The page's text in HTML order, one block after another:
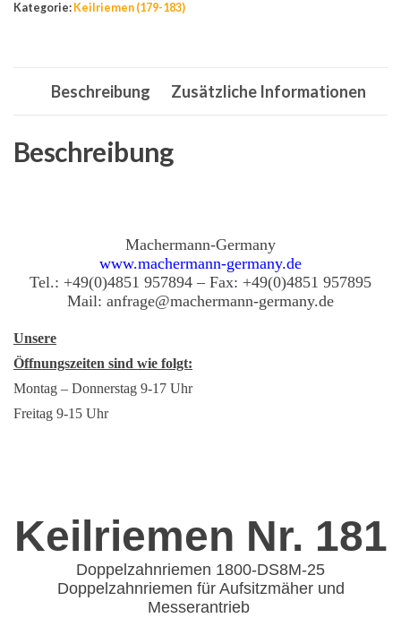
1800-
MURRAY,
AGS/Seco
Kategorie: Keilriemen (179-183)
Beschreibung Zusätzliche Informationen
Beschreibung
Machermann-Germany
www.machermann-germany.de
Tel.: +49(0)4851 957894 – Fax: +49(0)4851 957895
Mail: anfrage@machermann-germany.de
Unsere
Öffnungszeiten sind wie folgt:
Montag – Donnerstag 9-17 Uhr
Freitag 9-15 Uhr
Keilriemen Nr. 181
Doppelzahnriemen 1800-DS8M-25
Doppelzahnriemen für Aufsitzmäher und
Messerantrieb